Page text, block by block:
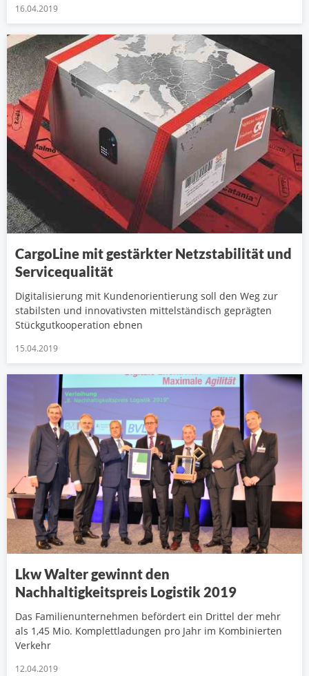
16.04.2019
CargoLine mit gestärkter Netzstabilität und
Servicequalität
Digitalisierung mit Kundenorientierung soll den Weg zur
stabilsten und innovativsten mittelständisch geprägten
Stückgutkooperation ebnen
15.04.2019
Lkw Walter gewinnt den
Nachhaltigkeitspreis Logistik 2019
Das Familienunternehmen befördert ein Drittel der mehr
als 1,45 Mio. Komplettladungen pro Jahr im Kombinierten
Verkehr
12.04.2019